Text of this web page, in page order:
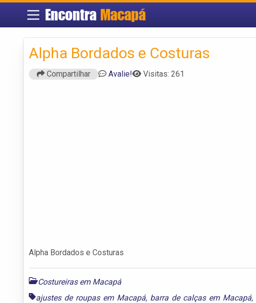
Encontra Macapá
Alpha Bordados e Costuras
Compartilhar Avalie! Visitas: 261
Alpha Bordados e Costuras
Costureiras em Macapá
ajustes de roupas em Macapá, barra de calças em Macapá,